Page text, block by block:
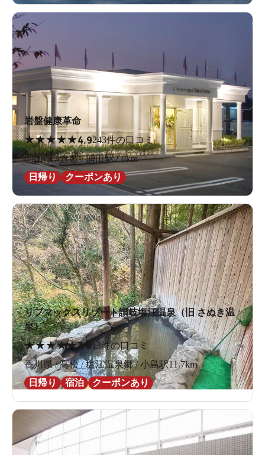
岩盤健康革命
★★★★★4.9243件の口コミ
岡山県 / 倉敷 / 浦田駅2.0km
日帰り
クーポンあり
リブマックスリゾート讃岐塩江温泉（旧 さぬき温
泉）
★★★★★3.613件の口コミ
香川県 / 高松 / 塩江温泉郷 / 小島駅11.7km
日帰り
宿泊 クーポンあり